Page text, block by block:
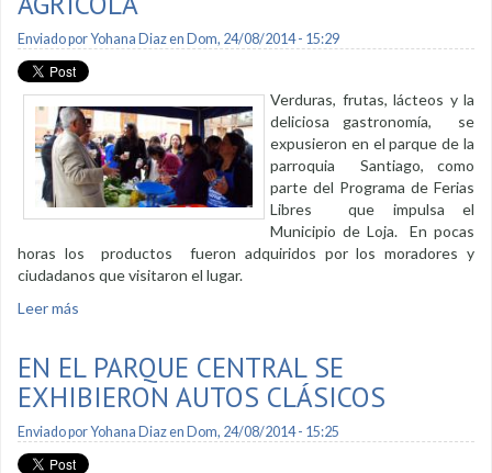
Enviado porYohana Diazen Dom, 24/08/2014 - 15:29
Verduras, frutas, lácteos y la
deliciosa gastronomía, se
expusieron en el parque de la
parroquia Santiago, como
parte del Programa de Ferias
Libres que impulsa el
Municipio de Loja. En pocas
horas los productos fueron adquiridos por los moradores y
ciudadanos que visitaron el lugar.
Leer más
EN EL PARQUE CENTRAL SE
EXHIBIERON AUTOS CLÁSICOS
Enviado porYohana Diazen Dom, 24/08/2014 - 15:25